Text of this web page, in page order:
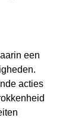
een
acties